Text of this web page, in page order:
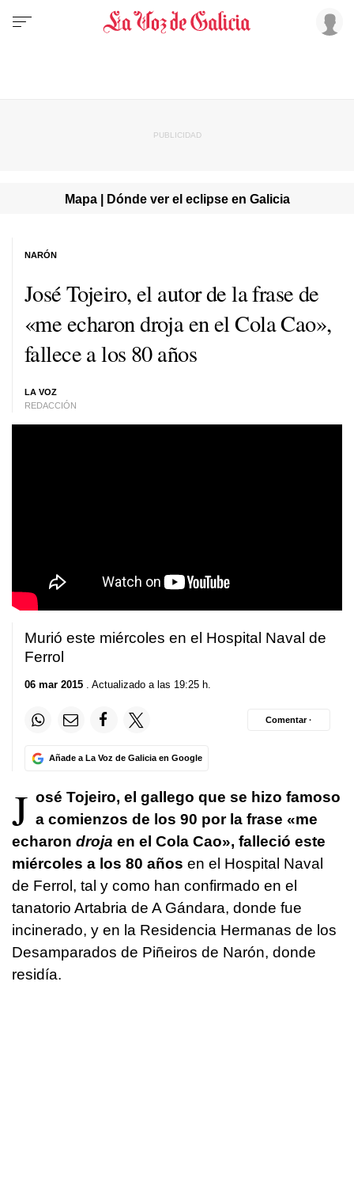
Mapa | Dónde ver el eclipse en Galicia
José Tojeiro, el autor de la frase de
«me echaron droja en el Cola Cao»,
fallece a los 80 años
LA VOZ
REDACCIÓN
NARÓN
Murió este miércoles en el Hospital Naval de
Ferrol
06 mar 2015 . Actualizado a las 19:25 h.
Añade a La Voz de Galicia en Google
Comentar ·
J osé Tojeiro, el gallego que se hizo famoso
a comienzos de los 90 por la frase «me
echaron droja en el Cola Cao», falleció este
miércoles a los 80 años en el Hospital Naval
de Ferrol, tal y como han confirmado en el
tanatorio Artabria de A Gándara, donde fue
incinerado, y en la Residencia Hermanas de los
Desamparados de Piñeiros de Narón, donde
residía.